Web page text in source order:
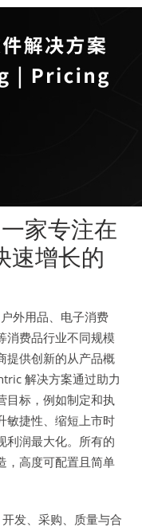
家专注在
速增长的
外用品、电子消费
消费品行业不同规模
提供创新的从产品概
解决方案通过助力
目标，例如制定和执
敏捷性、缩短上市时
利润最大化。所有的
，高度可配置且简单
发、采购、质量与合